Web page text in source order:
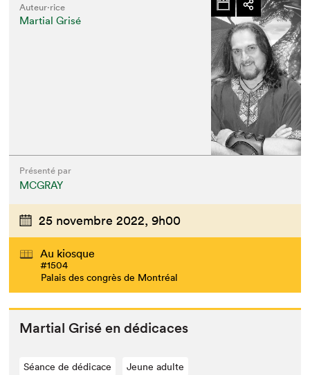
Auteur·rice
Martial Grisé
Présenté par
MCGRAY
25 novembre 2022, 9h00
Au kiosque
#1504
Palais des congrès de Montréal
Mar­tial Grisé en dédicaces
Séance de dédicace Jeune adulte